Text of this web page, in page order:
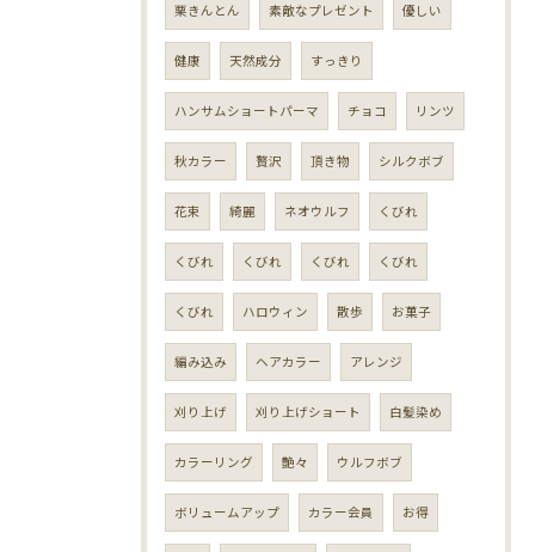
栗きんとん 素敵なプレゼント 優しい
健康 天然成分 すっきり
ハンサムショートパーマ チョコ リンツ
秋カラー 贅沢 頂き物 シルクボブ
花束 綺麗 ネオウルフ くびれ
くびれ くびれ くびれ くびれ
くびれ ハロウィン 散歩 お菓子
編み込み ヘアカラー アレンジ
刈り上げ 刈り上げショート 白髪染め
カラーリング 艶々 ウルフボブ
ボリュームアップ カラー会員 お得